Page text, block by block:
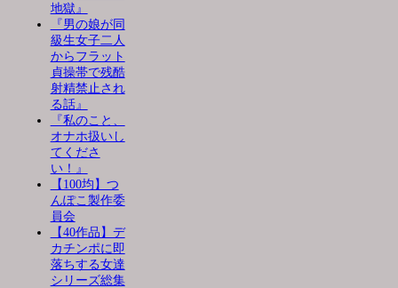
地獄』
『男の娘が同
級生女子二人
からフラット
貞操帯で残酷
射精禁止され
る話』
『私のこと、
オナホ扱いし
てくださ
い！』
【100均】つ
んぽこ製作委
員会
【40作品】デ
カチンポに即
落ちする女達
シリーズ総集